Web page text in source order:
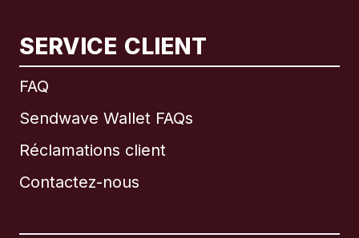
SERVICE CLIENT
FAQ
Sendwave Wallet FAQs
Réclamations client
Contactez-nous
International English
Brésil